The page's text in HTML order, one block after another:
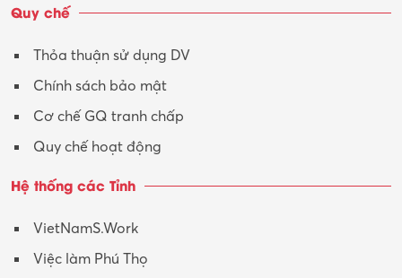
Y tế-Dược
Quy chế
Thỏa thuận sử dụng DV
Chính sách bảo mật
Cơ chế GQ tranh chấp
Quy chế hoạt động
Hệ thống các Tỉnh
VietNamS.Work
Việc làm Phú Thọ